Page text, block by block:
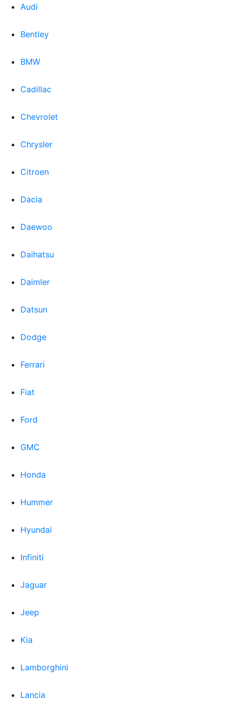
Audi
Bentley
BMW
Cadillac
Chevrolet
Chrysler
Citroen
Dacia
Daewoo
Daihatsu
Daimler
Datsun
Dodge
Ferrari
Fiat
Ford
GMC
Honda
Hummer
Hyundai
Infiniti
Jaguar
Jeep
Kia
Lamborghini
Lancia